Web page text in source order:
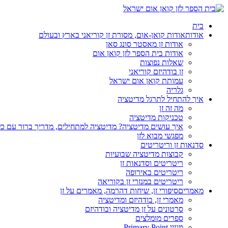
בית
אודותאודות קואן-אום, מסורת זן קוריאני בארץ ובעולם
אודות זן מאסטר סונג סאן
אודות בית הספר לזן קואן אום
שאלות נפוצות
זן בודהיזם קוריאני
עמותת קואן אום ישראל
גלריה
איך להתחיל לתרגל מדיטציה
מה זה זן
טכניקות מדיטציה
איך עושים מדיטציה? מדיטציה למתחילים, מדריך ברור עם
מפגשי מבוא לזן
סדנאות זן וריטריטים
קבוצות מדיטציה שבועיות
ריטריטים וסדנאות זן
ריטריטים באירופה
ריטריטים במנזרי זן בקוריאה
מאמריםסיפורי זן, שיחות דהרמה, מאמרים על זן
מאמרי זן, בודהיזם ומדיטציה
סרטונים על זן מדיטציה ובודהיזם
ספרים מומלצים